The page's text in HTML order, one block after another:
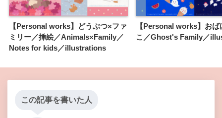
【Personal works】どうぶつ×ファ
ミリー／挿絵／Animals×Family／
Notes for kids／illustrations
【Personal works】おば
こ／Ghost's Family／
この記事を書いた人